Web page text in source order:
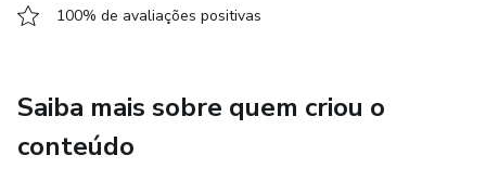
100% de avaliações positivas
Saiba mais sobre quem criou o
conteúdo